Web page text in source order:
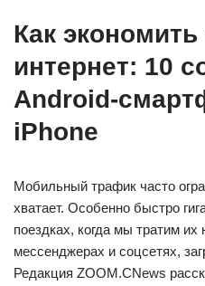
Как
интернет: 10
Android-
iPhone
Мобильный трафик часто
хватает. Особенно быстро
поездках, когда мы тратим
мессенджерах и соцсетях,
Редакция ZOOM.CNews